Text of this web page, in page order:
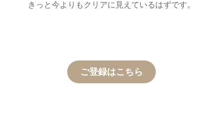
きっと今よりもクリアに見えているはずです。
ご登録はこちら